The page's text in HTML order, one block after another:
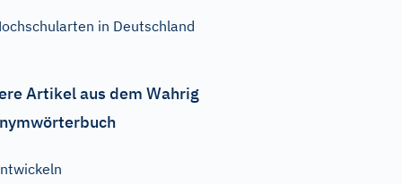
in Deutschland
Artikel aus dem Wahrig